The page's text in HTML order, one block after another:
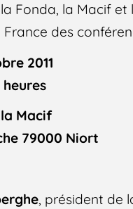
Fonda, la Macif
France des
2011
heures
Macif
79000 Niort
, président de